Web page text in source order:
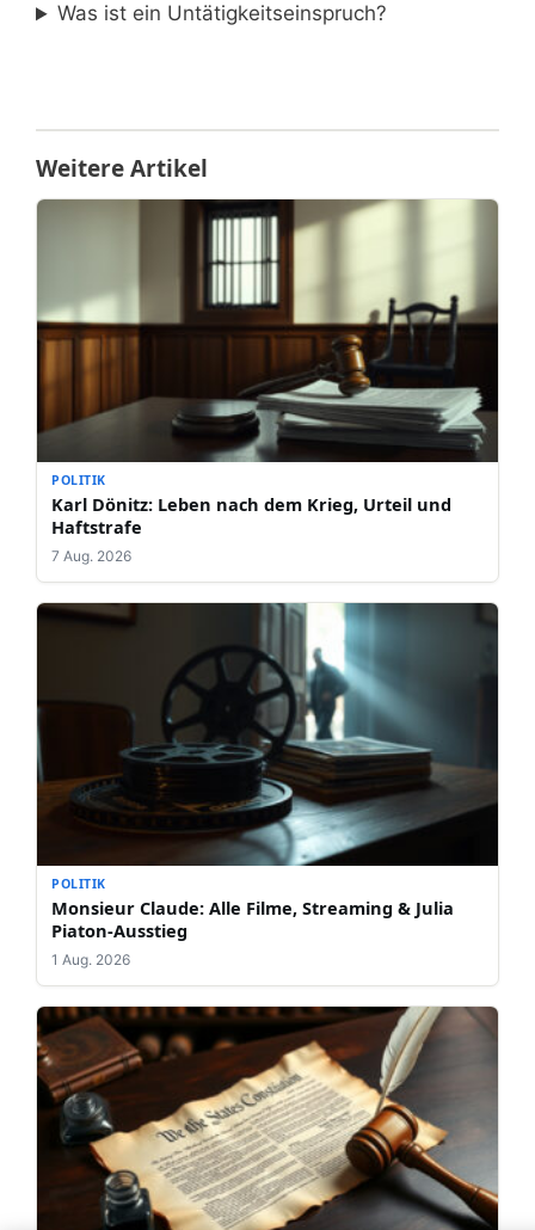
Was ist ein Untätigkeitseinspruch?
Weitere Artikel
POLITIK
Karl Dönitz: Leben nach dem Krieg, Urteil und
Haftstrafe
7 Aug. 2026
POLITIK
Monsieur Claude: Alle Filme, Streaming & Julia
Piaton-Ausstieg
1 Aug. 2026